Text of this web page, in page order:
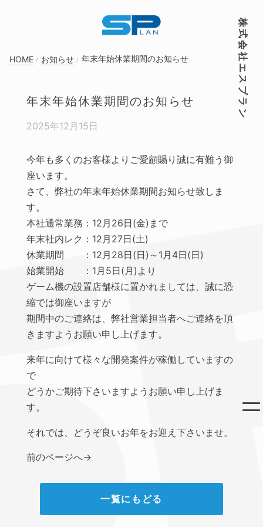
株式会社エスプラン
HOME お知らせ 年末年始休業期間のお知らせ
年末年始休業期間のお知らせ
2025年12月15日
今年も多くのお客様よりご愛顧賜り誠に有難う御
座います。
さて、弊社の年末年始休業期間お知らせ致しま
す。
本社通常業務：12月26日(金)まで
年末社内レク：12月27日(土)
休業期間 ：12月28日(日)～1月4日(日)
始業開始 ：1月5日(月)より
ゲーム機の設置店舗様に置かれましては、誠に恐
縮では御座いますが
期間中のご連絡は、弊社営業担当者へご連絡を頂
きますようお願い申し上げます。
来年に向けて様々な開発案件が稼働していますの
で
どうかご期待下さいますようお願い申し上げま
す。
それでは、どうぞ良いお年をお迎え下さいませ。
前のページへ→
一覧にもどる